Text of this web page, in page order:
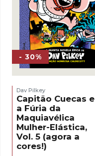
- 30%
Dav Pilkey
Capitão Cuecas e
a Fúria da
Maquiavélica
Mulher-Elástica,
Vol. 5 (agora a
cores!)